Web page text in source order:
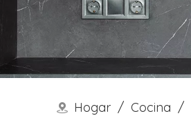
Hogar / Cocina /